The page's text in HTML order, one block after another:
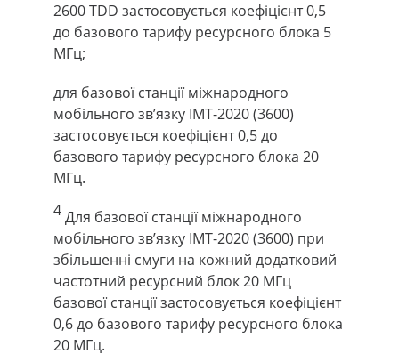
2600 TDD застосовується коефіцієнт 0,5
до базового тарифу ресурсного блока 5
МГц;
для базової станції міжнародного
мобільного зв’язку IMT-2020 (3600)
застосовується коефіцієнт 0,5 до
базового тарифу ресурсного блока 20
МГц.
4Для базової станції міжнародного
мобільного зв’язку IMT-2020 (3600) при
збільшенні смуги на кожний додатковий
частотний ресурсний блок 20 МГц
базової станції застосовується коефіцієнт
0,6 до базового тарифу ресурсного блока
20 МГц.